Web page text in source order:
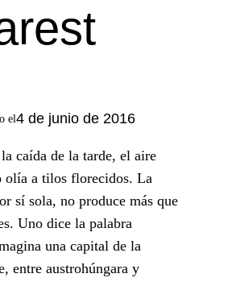
el4 de junio de 2016
caída de la tarde, el aire
olía a tilos florecidos. La
sí sola, no produce más que
Uno dice la palabra
una capital de la
entre austrohúngara y